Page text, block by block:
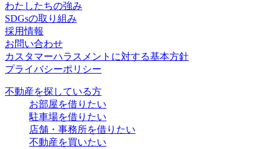
わたしたちの強み
SDGsの取り組み
採用情報
お問い合わせ
カスタマーハラスメントに対する基本方針
プライバシーポリシー
不動産を探している方
お部屋を借りたい
駐車場を借りたい
店舗・事務所を借りたい
不動産を買いたい